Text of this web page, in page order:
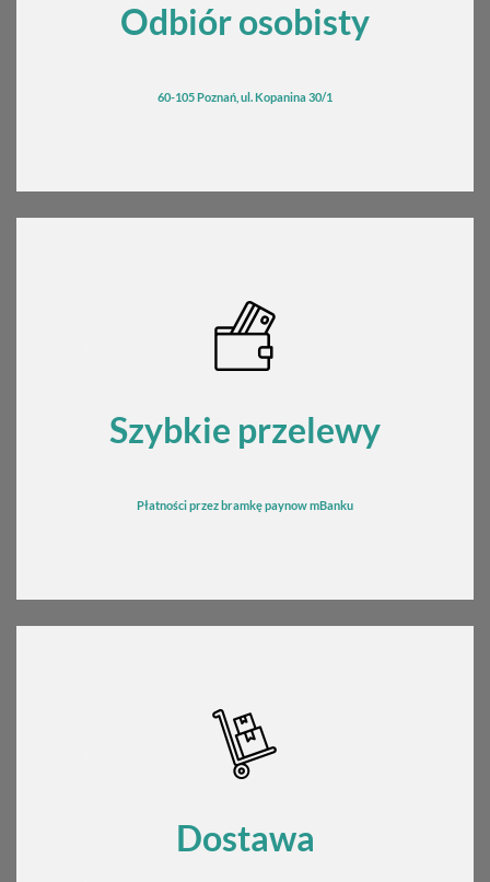
Odbiór osobisty
60-105 Poznań, ul. Kopanina 30/1
Szybkie przelewy
Płatności przez bramkępaynow mBanku
Dostawa